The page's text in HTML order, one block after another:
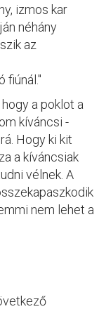
izmos kar
néhány
az
fiúnál."
a poklot a
kíváncsi -
Hogy ki kit
a kíváncsiak
vélnek. A
nem lehet a